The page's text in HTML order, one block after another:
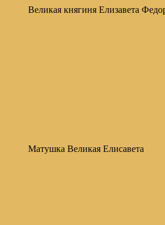
Великая княгиня Елизавета
Матушка Великая Елисавета